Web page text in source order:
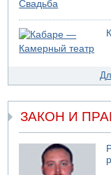
Саудовская
иракских
В Бат-Яме утонул
07.08.2026 08:29
Стрельба в школе
07.08.2026 06:47
Недалеко от
07.08.2026 06:24
Саудовская
ЗАКОН И